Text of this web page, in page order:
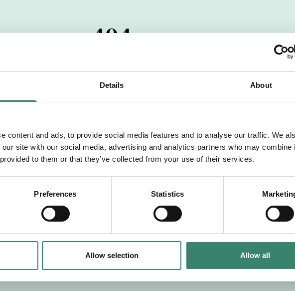
Details About
content and ads, to provide social media features and to analyse our traffic. We
site with our social media, advertising and analytics partners who may combine
to them or that they’ve collected from your use of their services.
Preferences Statistics
Allow selection Allow all
404
har passerats. Vi uppskattar verkligen ditt intresse.
dig med mer information om våra aktuella uppdrag. Tillsammans
Tillbaka till Sverek